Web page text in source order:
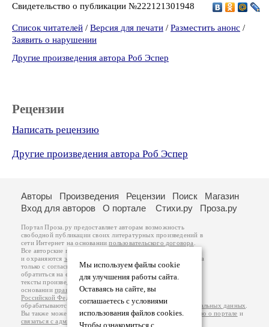
Свидетельство о публикации №222121301948
Список читателей / Версия для печати / Разместить анонс /
Заявить о нарушении
Другие произведения автора Роб Эспер
Рецензии
Написать рецензию
Другие произведения автора Роб Эспер
Мы используем файлы cookie
для улучшения работы сайта.
Оставаясь на сайте, вы
соглашаетесь с условиями
использования файлов cookies.
Чтобы ознакомиться с
Авторы Произведения Рецензии Поиск
Магазин
Вход для авторов
О портале Стихи.ру Проза.ру
Портал Проза.ру предоставляет авторам возможность
свободной публикации своих литературных произведений в
сети Интернет на основаниипользовательского договора
Все авторские права на произведения принадлежат авторам
и охраняются законом
. Перепечатка произведений возможна
только с согласия его автора, к которому вы можете
обратиться на его авторской странице. Ответственность за
тексты произведений авторы несут самостоятельно на
основанииправил публикацииизаконодательства
Российской Федерации
обрабатываются на основанииПолитики обработки персональных данных
Вы также можете посмотреть более подробнуюинформацию о портале и
связаться с администрацией